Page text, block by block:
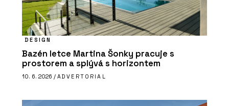
DESIGN
Bazén letce Martina Šonky pracuje s
prostorem a splývá s horizontem
10. 6. 2026 / ADVERTORIAL